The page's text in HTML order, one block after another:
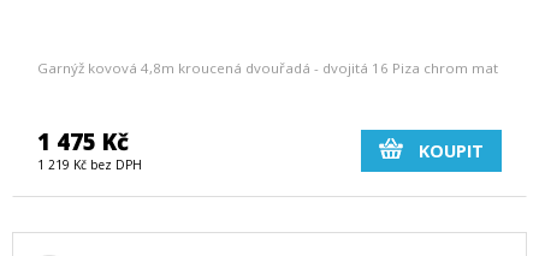
Garnýž kovová 4,8m kroucená dvouřadá - dvojitá 16 Piza chrom mat
1 475 Kč
1 219 Kč bez DPH
KOUPIT